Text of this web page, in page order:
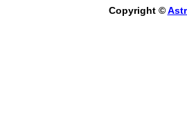
Copyright ©